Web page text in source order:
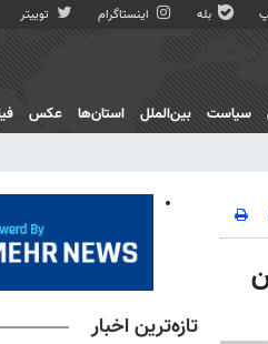
بله اینستاگرام توییتر
سیاست بین‌الملل استان‌ها عکس
تازه‌ترین اخبار